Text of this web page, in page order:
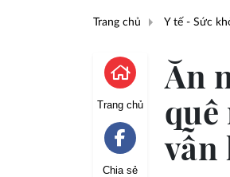
Trang chủ Y tế - Sức
Trang chủ
Chia sẻ
Ăn
vẫn